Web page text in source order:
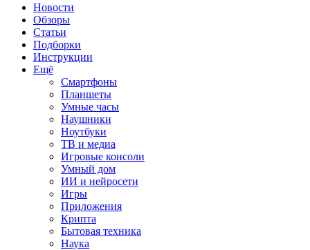
Новости
Обзоры
Статьи
Подборки
Инструкции
Ещё
Смартфоны
Планшеты
Умные часы
Наушники
Ноутбуки
ТВ и медиа
Игровые консоли
Умный дом
ИИ и нейросети
Игры
Приложения
Крипта
Бытовая техника
Наука